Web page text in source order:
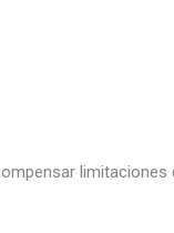
limitaciones